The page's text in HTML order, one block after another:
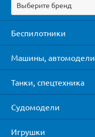
Выберите бренд
Беспилотники
Машины, автомодели
Танки, спецтехника
Судомодели
Игрушки